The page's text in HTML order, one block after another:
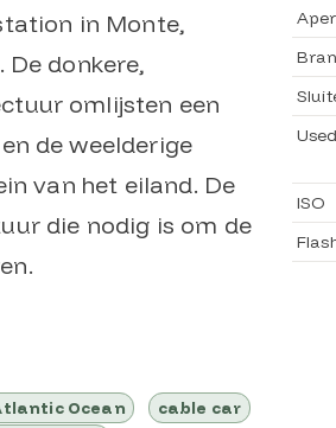
in Monte,
donkere,
omlijsten een
de weelderige
van het eiland. De
die nodig is om de
Ocean
cable car
ISO